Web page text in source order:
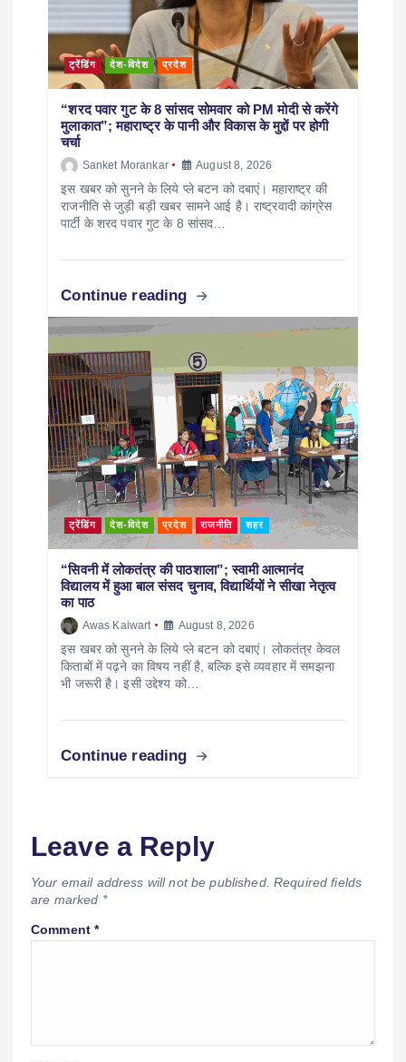
ट्रेंडिंग देश-विदेश प्रदेश
“शरद पवार गुट के 8 सांसद सोमवार को PM मोदी से करेंगे
मुलाकात”; महाराष्ट्र के पानी और विकास के मुद्दों पर होगी
चर्चा
Sanket Morankar August 8, 2026
इस खबर को सुनने के लिये प्ले बटन को दबाएं। महाराष्ट्र की
राजनीति से जुड़ी बड़ी खबर सामने आई है। राष्ट्रवादी कांग्रेस
पार्टी के शरद पवार गुट के 8 सांसद…
Continue reading
ट्रेंडिंग देश-विदेश प्रदेश राजनीति शहर
“सिवनी में लोकतंत्र की पाठशाला”; स्वामी आत्मानंद
विद्यालय में हुआ बाल संसद चुनाव, विद्यार्थियों ने सीखा नेतृत्व
का पाठ
Awas Kaiwart August 8, 2026
इस खबर को सुनने के लिये प्ले बटन को दबाएं। लोकतंत्र केवल
किताबों में पढ़ने का विषय नहीं है, बल्कि इसे व्यवहार में समझना
भी जरूरी है। इसी उद्देश्य को…
Continue reading
Leave a Reply
Your email address will not be published. Required fields
are marked *
Comment*